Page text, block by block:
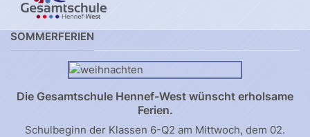
SOMMERFERIEN
Die Gesamtschule Hennef-West wünscht erholsame
Ferien.
Schulbeginn der Klassen 6-Q2 am Mittwoch, dem 02.